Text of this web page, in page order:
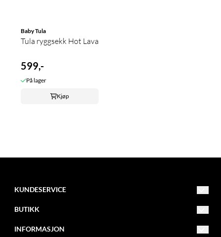
Baby Tula
Tula ryggsekk Hot Lava
599,-
På lager
Kjøp
KUNDESERVICE
BUTIKK
INFORMASJON